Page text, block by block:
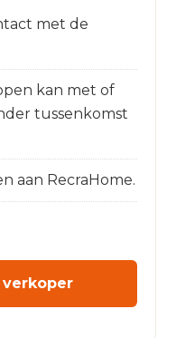
met de
kan met of
tussenkomst
aan RecraHome.